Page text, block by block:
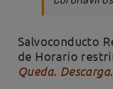
Salvoconducto
de Horario
Queda. Descarga.